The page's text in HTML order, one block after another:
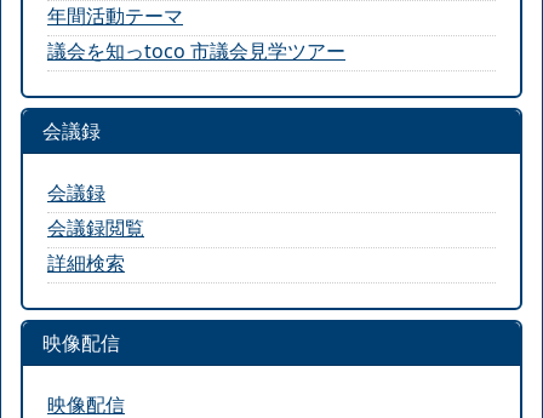
年間活動テーマ
議会を知っtoco 市議会見学ツアー
会議録
会議録
会議録閲覧
詳細検索
映像配信
映像配信